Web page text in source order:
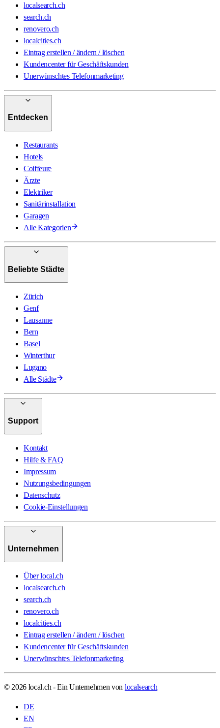
localsearch.ch
search.ch
renovero.ch
localcities.ch
Eintrag erstellen / ändern / löschen
Kundencenter für Geschäftskunden
Unerwünschtes Telefonmarketing
Entdecken
Restaurants
Hotels
Coiffeure
Ärzte
Elektriker
Sanitärinstallation
Garagen
Alle Kategorien
Beliebte Städte
Zürich
Genf
Lausanne
Bern
Basel
Winterthur
Lugano
Alle Städte
Support
Kontakt
Hilfe & FAQ
Impressum
Nutzungsbedingungen
Datenschutz
Cookie-Einstellungen
Unternehmen
Über local.ch
localsearch.ch
search.ch
renovero.ch
localcities.ch
Eintrag erstellen / ändern / löschen
Kundencenter für Geschäftskunden
Unerwünschtes Telefonmarketing
© 2026 local.ch - Ein Unternehmen von localsearch
DE
EN